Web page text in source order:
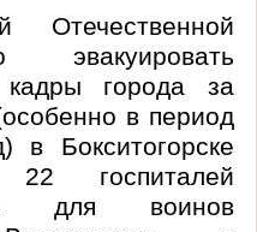
Отечественной
эвакуировать
города за
в период
Бокситогорске
госпиталей
для воинов